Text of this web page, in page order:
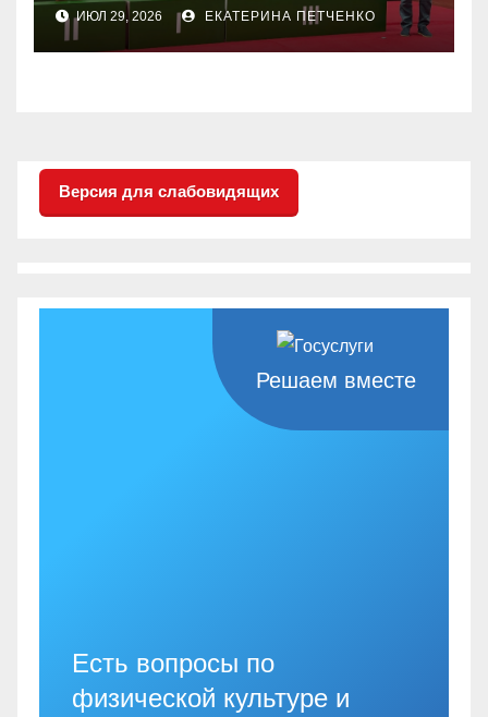
настольного тенниса ПОДА
ИЮЛ 29, 2026 ЕКАТЕРИНА ПЕТЧЕНКО
Версия для слабовидящих
Решаем вместе
Есть вопросы по
физической культуре и